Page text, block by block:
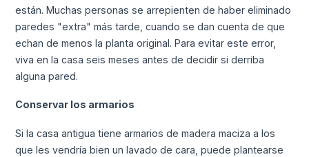
están. Muchas personas se arrepienten de haber eliminado
paredes "extra" más tarde, cuando se dan cuenta de que
echan de menos la planta original. Para evitar este error,
viva en la casa seis meses antes de decidir si derriba
alguna pared.
Conservar los armarios
Si la casa antigua tiene armarios de madera maciza a los
que les vendría bien un lavado de cara, puede plantearse